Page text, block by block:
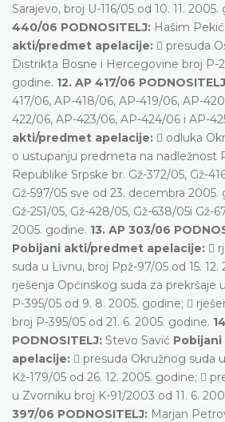
Sarajevo, broj U-116/05 od 10. 11. 2005.
440/06 PODNOSITELJ: Hašim Pekić
akti/predmet apelacije:  presuda
Distrikta Bosne i Hercegovine broj P-
godine. 12. AP 417/06
417/06, AP-418/06, AP-419/06, AP-
422/06, AP-423/06, AP-424/06 i AP-
akti/predmet apelacije:  odluka
o ustupanju predmeta na nadležnost
Republike Srpske br. Gž-372/05, Gž-
Gž-597/05 sve od 23. decembra
Gž-251/05, Gž-428/05, Gž-638/05i Gž-
2005. godine. 13. AP 303/06
Pobijani akti/predmet apelacije: 
suda u Livnu, broj Ppž-97/05 od 15. 12.
rješenja Općinskog suda za prekršaje
P-395/05 od 9. 8. 2005. godine; 
broj P-395/05 od 21. 6. 2005. godine.
PODNOSITELJ: Stevo Savić
apelacije:  presuda Okružnog suda
Kž-179/05 od 26. 12. 2005. godine; 
u Zvorniku broj K-91/2003 od 11. 6.
397/06 PODNOSITELJ: Marjan